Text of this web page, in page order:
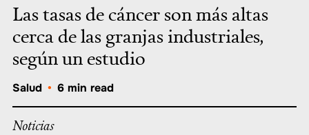
Las tasas de cáncer son más altas
cerca de las granjas industriales,
según un estudio
Salud • 6 min read
Noticias